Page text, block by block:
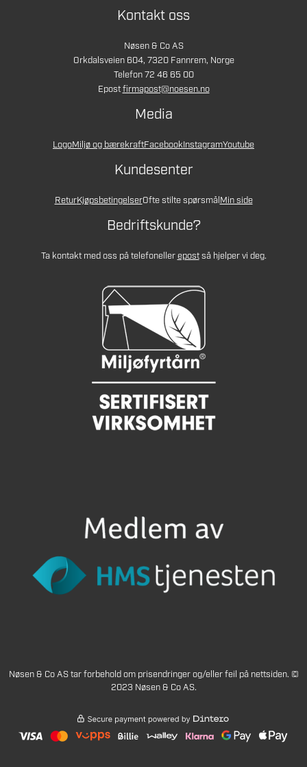
Kontakt oss
Nøsen & Co AS
Orkdalsveien 604, 7320 Fannrem, Norge
Telefon 72 46 65 00
Epostfirmapost@noesen.no
Media
LogoMiljø og bærekraftFacebookInstagramYoutube
Kundesenter
ReturKjøpsbetingelserOfte stilte spørsmålMin side
Bedriftskunde?
Ta kontakt med oss på telefonellerepostså hjelper vi deg.
Nøsen & Co AS tar forbehold om prisendringer og/eller feil på nettsiden. ©
2023 Nøsen & Co AS.